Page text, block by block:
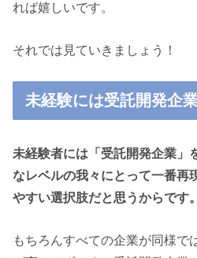
れば嬉しいです。
それでは見ていきましょう！
未経験には受託開発企
未経験者には「受託開発企業」
なレベルの我々にとって一番再
やすい選択肢だと思うからです。
もちろんすべての企業が同様で